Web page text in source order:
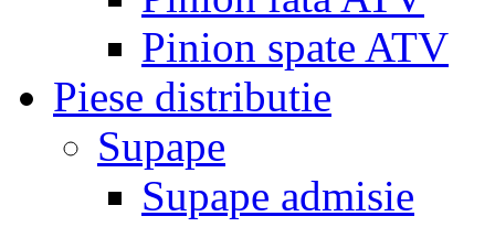
Pinion spate ATV
Piese distributie
Supape
Supape admisie